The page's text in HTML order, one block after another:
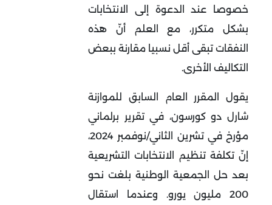
خصوصا عند الدعوة إلى الانتخابات
بشكل متكرر، مع العلم أنّ هذه
النفقات تبقى أقل نسبيا مقارنة ببعض
التكاليف الأخرى.
يقول المقرر العام السابق للموازنة
شارل دو كورسون، في تقرير برلماني
مؤرخ في تشرين الثاني/نوفمبر 2024،
إنّ تكلفة تنظيم الانتخابات التشريعية
بعد حل الجمعية الوطنية بلغت نحو
200 مليون يورو
.
وعندما استقال